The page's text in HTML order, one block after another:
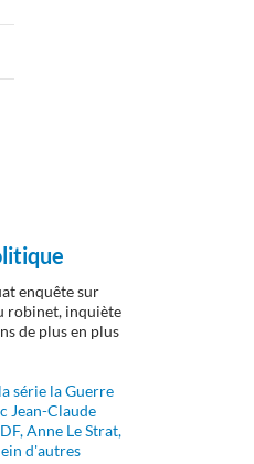
enquête sur
robinet, inquiète
de plus en plus
série la Guerre
Jean-Claude
Anne Le Strat,
d'autres